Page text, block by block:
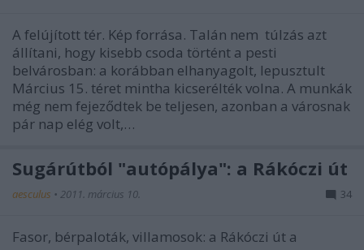
A felújított tér. Kép forrása. Talán nem túlzás azt
állítani, hogy kisebb csoda történt a pesti
belvárosban: a korábban elhanyagolt, lepusztult
Március 15. téret mintha kicserélték volna. A munkák
még nem fejeződtek be teljesen, azonban a városnak
pár nap elég volt,…
Sugárútból "autópálya": a Rákóczi út
aesculus • 2011. március 10. 34
Fasor, bérpaloták, villamosok: a Rákóczi út a